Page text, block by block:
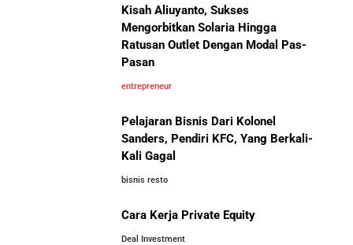
Kisah Aliuyanto, Sukses
Mengorbitkan Solaria Hingga
Ratusan Outlet Dengan Modal Pas-
Pasan
entrepreneur
Pelajaran Bisnis Dari Kolonel
Sanders, Pendiri KFC, Yang Berkali-
Kali Gagal
bisnis resto
Cara Kerja Private Equity
Deal Investment